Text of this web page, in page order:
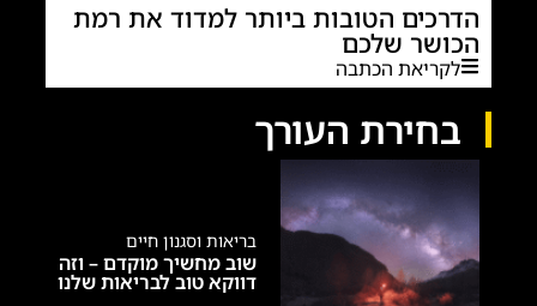
הדרכים הטובות ביותר למדוד את רמת
הכושר שלכם
לקריאת הכתבה
בחירת העורך
בריאות וסגנון חיים
שוב מחשיך מוקדם – וזה
דווקא טוב לבריאות שלנו